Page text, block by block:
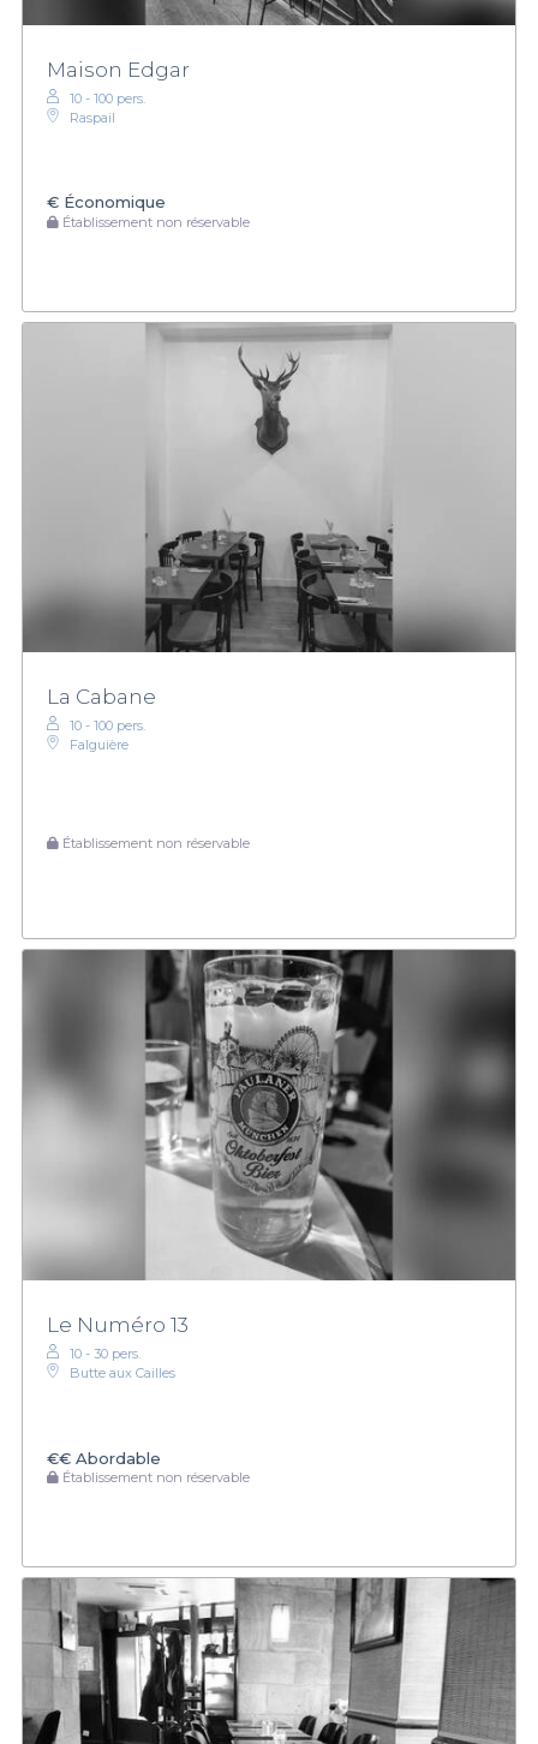
Maison Edgar
10 - 100 pers.
Raspail
€ Économique
Établissement non réservable
La Cabane
10 - 100 pers.
Falguière
Établissement non réservable
Le Numéro 13
10 - 30 pers.
Butte aux Cailles
€€ Abordable
Établissement non réservable